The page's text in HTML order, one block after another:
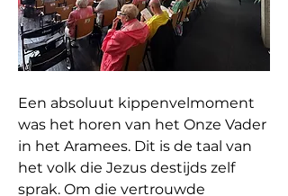
Een absoluut kippenvelmoment
was het horen van het Onze Vader
in het Aramees. Dit is de taal van
het volk die Jezus destijds zelf
sprak. Om die vertrouwde